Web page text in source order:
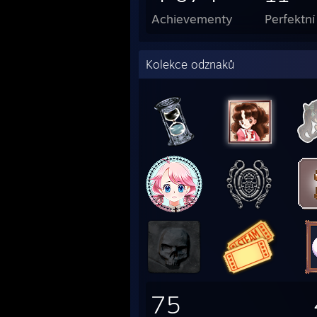
Achievementy
Kolekce odznaků
75